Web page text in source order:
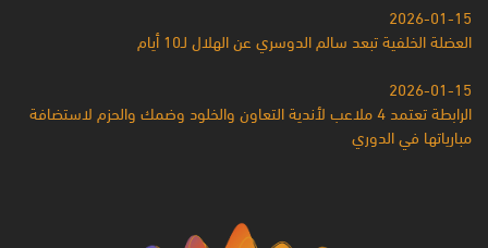
2026-01-15
العضلة الخلفية تبعد سالم الدوسري عن الهلال لـ10 أيام
2026-01-15
الرابطة تعتمد 4 ملاعب لأندية التعاون والخلود وضمك والحزم لاستضافة
مبارياتها في الدوري